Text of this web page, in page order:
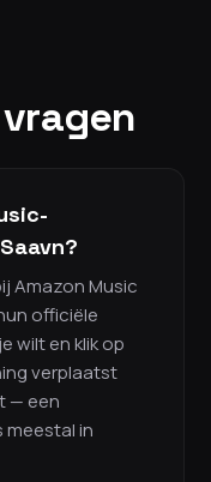
Amazon Music
officiële
wilt en klik op
verplaatst
— een
meestal in